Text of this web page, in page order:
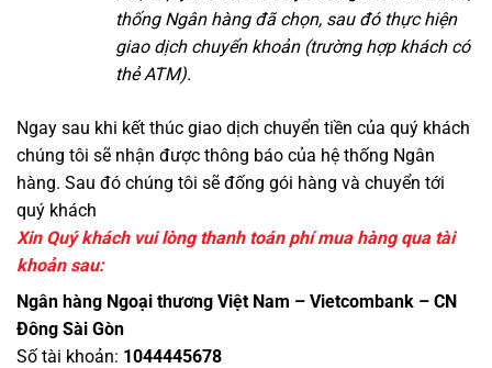
thống Ngân hàng đã chọn, sau đó thực hiện
giao dịch chuyển khoản (trường hợp khách có
thẻ ATM).
Ngay sau khi kết thúc giao dịch chuyển tiền của quý khách
chúng tôi sẽ nhận được thông báo của hệ thống Ngân
hàng. Sau đó chúng tôi sẽ đống gói hàng và chuyển tới
quý khách
Xin Quý khách vui lòng thanh toán phí mua hàng qua tài
khoản sau:
Ngân hàng Ngoại thương Việt Nam – Vietcombank – CN
Đông Sài Gòn
Số tài khoản: 1044445678